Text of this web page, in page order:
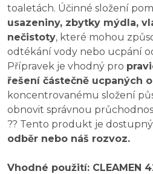
toaletách. Účinné složení
usazeniny, zbytky mýdla,
nečistoty, které mohou
odtékání vody nebo ucpání
Přípravek je vhodný pro
řešení částečně ucpaných
koncentrovanému složení
obnovit správnou
?? Tento produkt je dostupný
odběr nebo náš rozvoz.
Vhodné použití: CLEAMEN